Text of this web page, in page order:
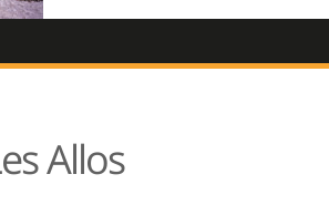
Allos